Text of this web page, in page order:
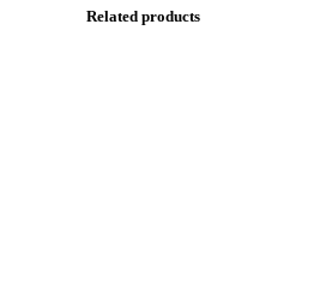
Related products